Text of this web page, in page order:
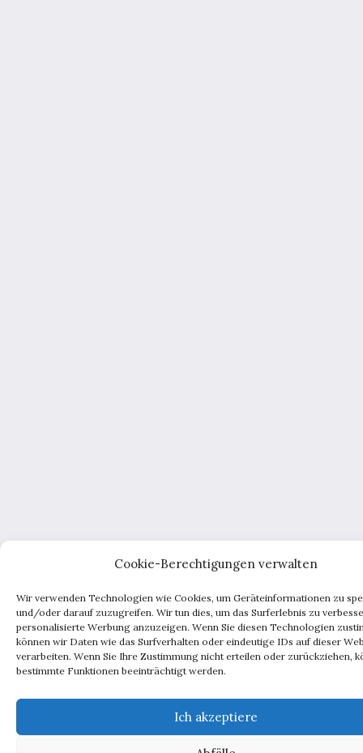
Cookie-Berechtigungen verwalten
Wir verwenden Technologien wie Cookies, um Geräteinformationen zu
und/oder darauf zuzugreifen. Wir tun dies, um das Surferlebnis zu
personalisierte Werbung anzuzeigen. Wenn Sie diesen Technologien
können wir Daten wie das Surfverhalten oder eindeutige IDs auf dieser
verarbeiten. Wenn Sie Ihre Zustimmung nicht erteilen oder zurückziehen,
bestimmte Funktionen beeinträchtigt werden.
Ich akzeptiere